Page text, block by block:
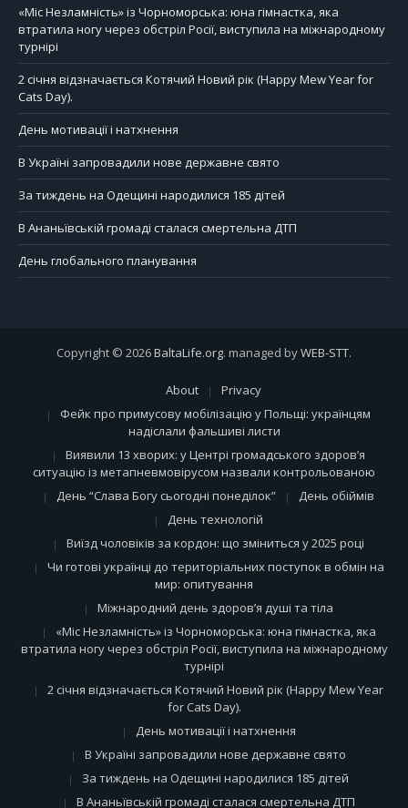
«Міс Незламність» із Чорноморська: юна гімнастка, яка
втратила ногу через обстріл Росії, виступила на міжнародному
турнірі
2 січня відзначається Котячий Новий рік (Happy Mew Year for
Cats Day).
День мотивації і натхнення
В Україні запровадили нове державне свято
За тиждень на Одещині народилися 185 дітей
В Ананьївській громаді сталася смертельна ДТП
День глобального планування
Copyright © 2026BaltaLife.org. managed byWEB-STT.
About
Privacy
Фейк про примусову мобілізацію у Польщі: українцям
надіслали фальшиві листи
Виявили 13 хворих: у Центрі громадського здоров’я
ситуацію із метапневмовірусом назвали контрольованою
День “Слава Богу сьогодні понеділок”
День обіймів
День технологій
Виїзд чоловіків за кордон: що зміниться у 2025 році
Чи готові українці до територіальних поступок в обмін на
мир: опитування
Міжнародний день здоров’я душі та тіла
«Міс Незламність» із Чорноморська: юна гімнастка, яка
втратила ногу через обстріл Росії, виступила на міжнародному
турнірі
2 січня відзначається Котячий Новий рік (Happy Mew Year
for Cats Day).
День мотивації і натхнення
В Україні запровадили нове державне свято
За тиждень на Одещині народилися 185 дітей
В Ананьївській громаді сталася смертельна ДТП